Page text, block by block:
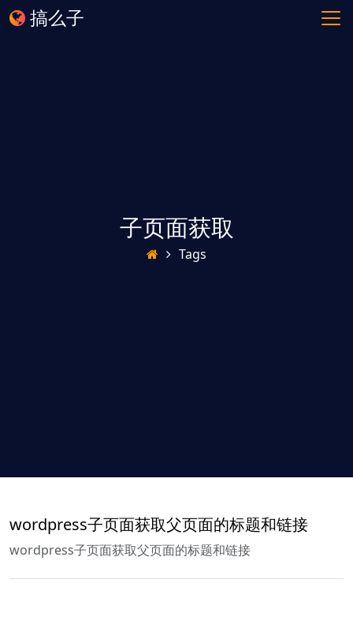
搞么子
子页面获取
Tags
wordpress子页面获取父页面的标题和链接
wordpress子页面获取父页面的标题和链接